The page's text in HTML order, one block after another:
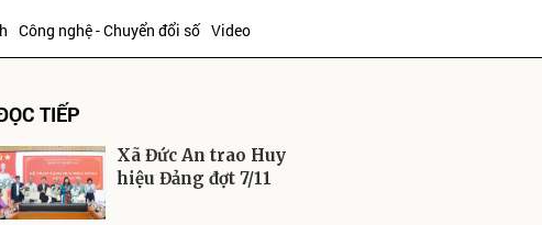
Công nghệ - Chuyển đổi số Video
TIẾP
Xã Đức An trao Huy
hiệu Đảng đợt 7/11